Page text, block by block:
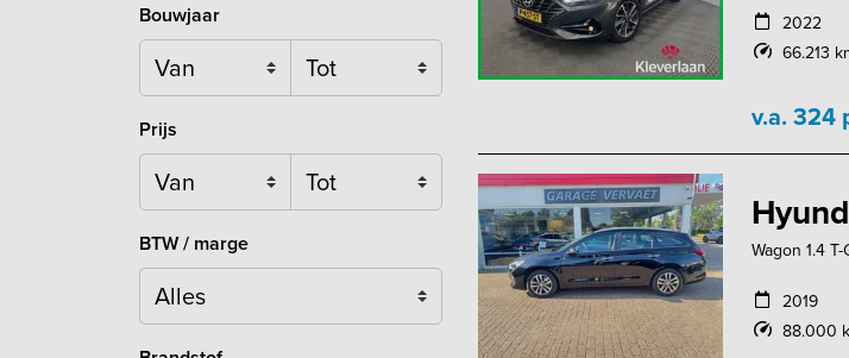
Bouwjaar
Prijs
BTW / marge
2022
66.213
v.a. 324
Wagon 1.4
2019
88.000